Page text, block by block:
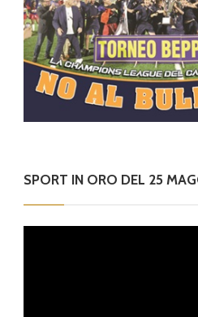
SPORT IN ORO DEL 25